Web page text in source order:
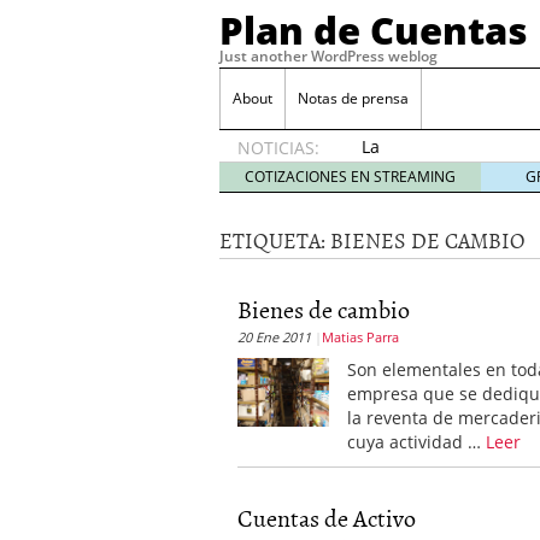
Plan de Cuentas
Just another WordPress weblog
About Notas de prensa
NOTICIAS:
La
elección
del
seguro
es tuya
17, 2015
Ventajas de las
Aportes de capital junio
¿Qué es el análisis
¿Quién debe firmar un
COTIZACIONES EN STREAMING
ETIQUETA: BIENES DE CAMBIO
Bienes de cambio
20 Ene 2011 Matias Parra
Son elementales en
empresa que se
la reventa de
cuya actividad … Leer
Cuentas de Activo